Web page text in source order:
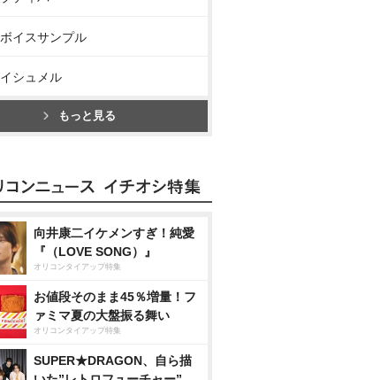
ボイスサンプル
イシュメル
もっと見る
向井康二イケメンすぎ！純愛
『（LOVE SONG）』
オリコンタイアップ特集
お値段そのまま45％増量！フ
ァミマ夏の大盤振る舞い
オリコンタイアップ特集
SUPER★DRAGON、自ら描